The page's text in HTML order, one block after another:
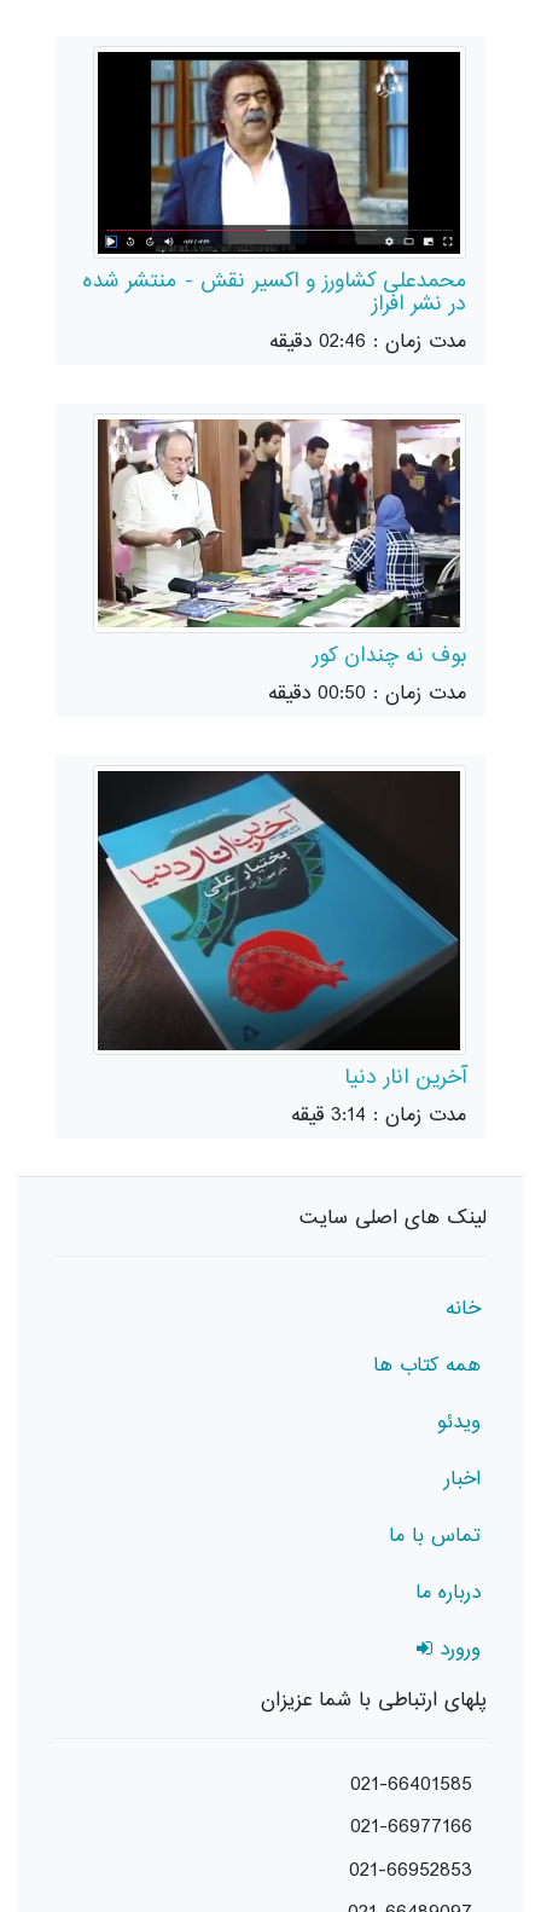
محمدعلی کشاورز و اکسیر نقش - منتشر شده
در نشر افراز
مدت زمان : 02:46 دقیقه
بوف نه چندان کور
مدت زمان : 00:50 دقیقه
آخرین انار دنیا
مدت زمان : 3:14 قیقه
لینک های اصلی سایت
خانه
همه کتاب ها
ویدئو
اخبار
تماس با ما
درباره ما
ورورد
پلهای ارتباطی با شما عزیزان
021-66401585
021-66977166
021-66952853